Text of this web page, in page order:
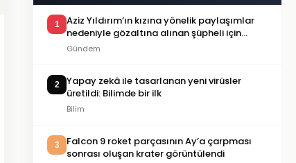
1
Aziz Yıldırım’ın kızına yönelik paylaşımlar
nedeniyle gözaltına alınan şüpheli için
tutuklama talebi
Gündem
2
Yapay zekâ ile tasarlanan yeni virüsler
üretildi: Bilimde bir ilk
Bilim
3
Falcon 9 roket parçasının Ay’a çarpması
sonrası oluşan krater görüntülendi